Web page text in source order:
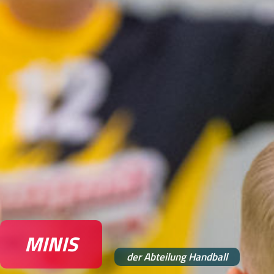
MINIS der Abteilung Handball